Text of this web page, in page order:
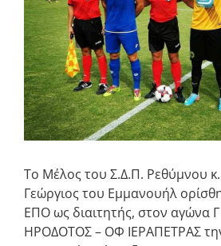
Το Μέλος του Σ.Δ.Π. Ρεθύμνου
Γεώργιος του Εμμανουήλ
ΕΠΟ ως διαιτητής, στον αγώνα Γ΄
ΗΡΟΔΟΤΟΣ – ΟΦ ΙΕΡΑΠΕΤΡΑΣ